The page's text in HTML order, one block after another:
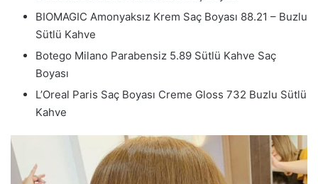
BIOMAGIC Amonyaksız Krem Saç Boyası 88.21 – Buzlu
Sütlü Kahve
Botego Milano Parabensiz 5.89 Sütlü Kahve Saç
Boyası
L’Oreal Paris Saç Boyası Creme Gloss 732 Buzlu Sütlü
Kahve